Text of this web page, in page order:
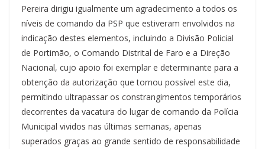
Pereira dirigiu igualmente um agradecimento a todos os
níveis de comando da PSP que estiveram envolvidos na
indicação destes elementos, incluindo a Divisão Policial
de Portimão, o Comando Distrital de Faro e a Direção
Nacional, cujo apoio foi exemplar e determinante para a
obtenção da autorização que tornou possível este dia,
permitindo ultrapassar os constrangimentos temporários
decorrentes da vacatura do lugar de comando da Polícia
Municipal vividos nas últimas semanas, apenas
superados graças ao grande sentido de responsabilidade